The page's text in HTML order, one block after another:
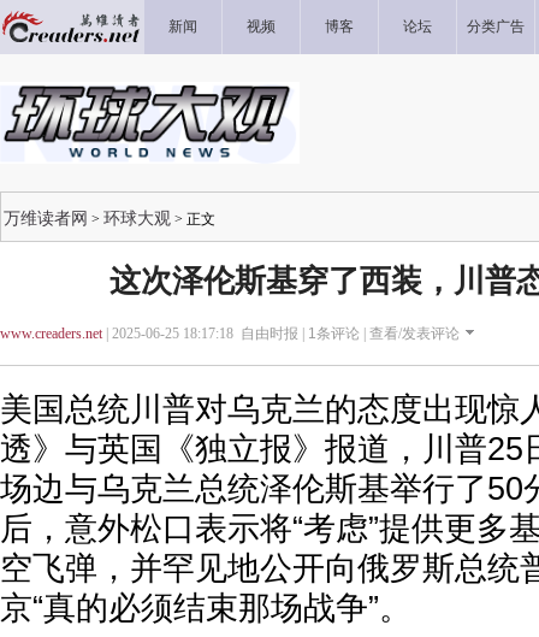
新闻 视频 博客 论坛 分类广告
万维读者网 > 环球大观 > 正文
这次泽伦斯基穿了西装，川普
www.creaders.net| 2025-06-25 18:17:18 自由时报 | 1条评论 | 查看/发表评论
美国总统川普对乌克兰的态度出现惊
透》与英国《独立报》报道，川普25
场边与乌克兰总统泽伦斯基举行了50
后，意外松口表示将“考虑”提供更多
空飞弹，并罕见地公开向俄罗斯总统
京“真的必须结束那场战争”。